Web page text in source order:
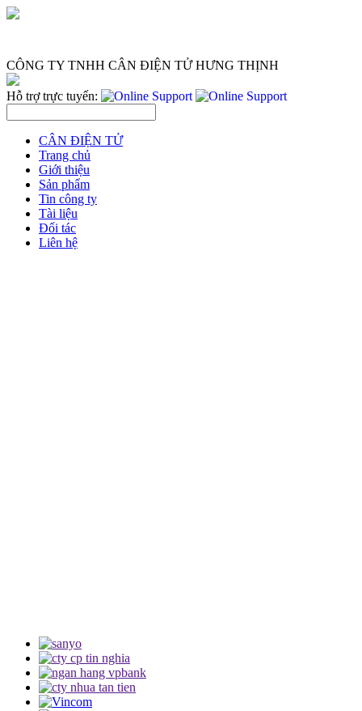
CÔNG TY TNHH CÂN ĐIỆN TỬ HƯNG THỊNH
Hỗ trợ trực tuyến:
CÂN ĐIỆN TỬ
Trang chủ
Giới thiệu
Sản phẩm
Tin công ty
Tài liệu
Đối tác
Liên hệ